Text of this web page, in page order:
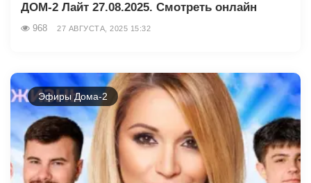
ДОМ-2 Лайт 27.08.2025. Смотреть онлайн
968 27 АВГУСТА, 2025 15:32
Эфиры Дома-2